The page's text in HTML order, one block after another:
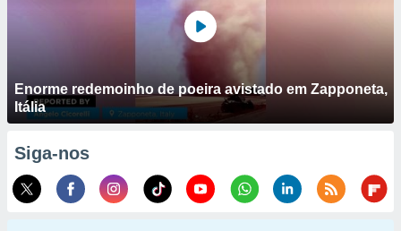
Enorme redemoinho de poeira avistado em Zapponeta,
Itália
Siga-nos